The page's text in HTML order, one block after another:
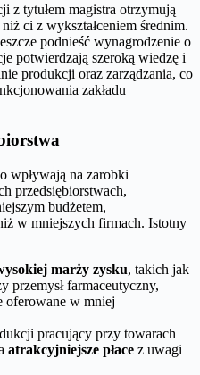
z tytułem magistra otrzymują
niż ci z wykształceniem średnim.
podnieść wynagrodzenie o
potwierdzają szeroką wiedzę i
produkcji oraz zarządzania, co
zakładu
wpływają na zarobki
przedsiębiorstwach,
budżetem,
w mniejszych firmach. Istotny
marży zysku, takich jak
przemysł farmaceutyczny,
oferowane w mniej
pracujący przy towarach
atrakcyjniejsze płace z uwagi